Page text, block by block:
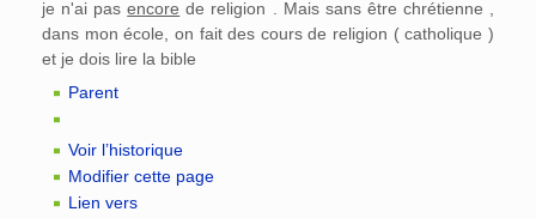
je n'ai pasencore de religion . Mais sans être chrétienne ,
dans mon école, on fait des cours de religion ( catholique )
et je dois lire la bible
Parent
Voir l’historique
Modifier cette page
Lien vers